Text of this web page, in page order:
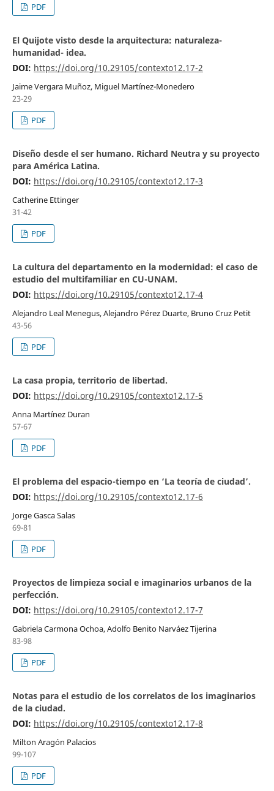
PDF
El Quijote visto desde la arquitectura: naturaleza-
humanidad- idea.
DOI: https://doi.org/10.29105/contexto12.17-2
Jaime Vergara Muñoz, Miguel Martínez-Monedero
23-29
PDF
Diseño desde el ser humano. Richard Neutra y su proyecto
para América Latina.
DOI: https://doi.org/10.29105/contexto12.17-3
Catherine Ettinger
31-42
PDF
La cultura del departamento en la modernidad: el caso de
estudio del multifamiliar en CU-UNAM.
DOI: https://doi.org/10.29105/contexto12.17-4
Alejandro Leal Menegus, Alejandro Pérez Duarte, Bruno Cruz Petit
43-56
PDF
La casa propia, territorio de libertad.
DOI: https://doi.org/10.29105/contexto12.17-5
Anna Martínez Duran
57-67
PDF
El problema del espacio-tiempo en ‘La teoría de ciudad’.
DOI: https://doi.org/10.29105/contexto12.17-6
Jorge Gasca Salas
69-81
PDF
Proyectos de limpieza social e imaginarios urbanos de la
perfección.
DOI: https://doi.org/10.29105/contexto12.17-7
Gabriela Carmona Ochoa, Adolfo Benito Narváez Tijerina
83-98
PDF
Notas para el estudio de los correlatos de los imaginarios
de la ciudad.
DOI: https://doi.org/10.29105/contexto12.17-8
Milton Aragón Palacios
99-107
PDF